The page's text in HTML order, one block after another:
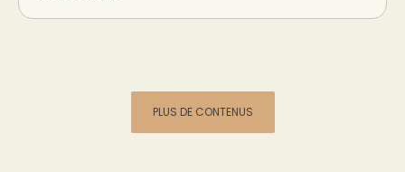
PLUS DE CONTENUS